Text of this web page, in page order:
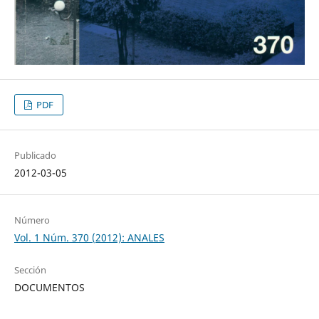
PDF
Publicado
2012-03-05
Número
Vol. 1 Núm. 370 (2012): ANALES
Sección
DOCUMENTOS